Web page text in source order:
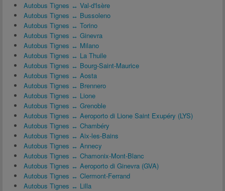
Autobus Tignes ↔ Val-d'Isère
Autobus Tignes ↔ Bussoleno
Autobus Tignes ↔ Torino
Autobus Tignes ↔ Ginevra
Autobus Tignes ↔ Milano
Autobus Tignes ↔ La Thuile
Autobus Tignes ↔ Bourg-Saint-Maurice
Autobus Tignes ↔ Aosta
Autobus Tignes ↔ Brennero
Autobus Tignes ↔ Lione
Autobus Tignes ↔ Grenoble
Autobus Tignes ↔ Aeroporto di Lione Saint Exupéry (LYS)
Autobus Tignes ↔ Chambéry
Autobus Tignes ↔ Aix-les-Bains
Autobus Tignes ↔ Annecy
Autobus Tignes ↔ Chamonix-Mont-Blanc
Autobus Tignes ↔ Aeroporto di Ginevra (GVA)
Autobus Tignes ↔ Clermont-Ferrand
Autobus Tignes ↔ Lilla